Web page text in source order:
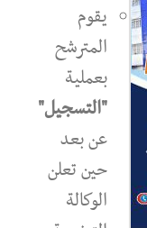
يقوم
المترشح
بعملية
"التسجيل"
عن بعد
حين تعلن
الوكالة